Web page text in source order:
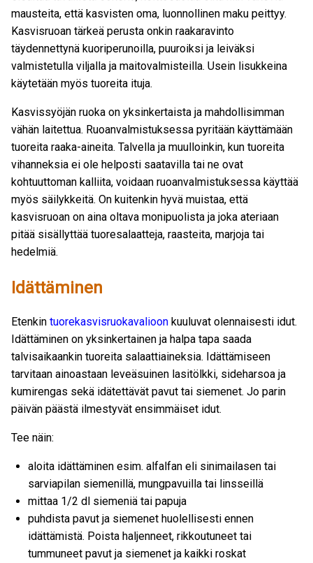
mausteita, että kasvisten oma, luonnollinen maku peittyy.
Kasvisruoan tärkeä perusta onkin raakaravinto
täydennettynä kuoriperunoilla, puuroiksi ja leiväksi
valmistetulla viljalla ja maitovalmisteilla. Usein lisukkeina
käytetään myös tuoreita ituja.
Kasvissyöjän ruoka on yksinkertaista ja mahdollisimman
vähän laitettua. Ruoanvalmistuksessa pyritään käyttämään
tuoreita raaka-aineita. Talvella ja muulloinkin, kun tuoreita
vihanneksia ei ole helposti saatavilla tai ne ovat
kohtuuttoman kalliita, voidaan ruoanvalmistuksessa käyttää
myös säilykkeitä. On kuitenkin hyvä muistaa, että
kasvisruoan on aina oltava monipuolista ja joka ateriaan
pitää sisällyttää tuoresalaatteja, raasteita, marjoja tai
hedelmiä.
Idättäminen
Etenkin tuorekasvisruokavalioon kuuluvat olennaisesti idut.
Idättäminen on yksinkertainen ja halpa tapa saada
talvisaikaankin tuoreita salaattiaineksia. Idättämiseen
tarvitaan ainoastaan leveäsuinen lasitölkki, sideharsoa ja
kumirengas sekä idätettävät pavut tai siemenet. Jo parin
päivän päästä ilmestyvät ensimmäiset idut.
Tee näin:
aloita idättäminen esim. alfalfan eli sinimailasen tai
sarviapilan siemenillä, mungpavuilla tai linsseillä
mittaa 1/2 dl siemeniä tai papuja
puhdista pavut ja siemenet huolellisesti ennen
idättämistä. Poista haljenneet, rikkoutuneet tai
tummuneet pavut ja siemenet ja kaikki roskat